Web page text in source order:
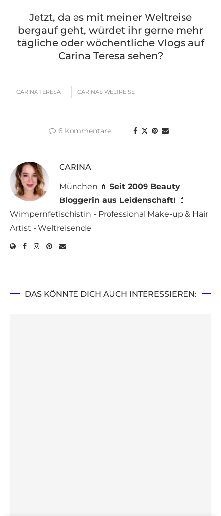
Jetzt, da es mit meiner Weltreise
bergauf geht, würdet ihr gerne mehr
tägliche oder wöchentliche Vlogs auf
Carina Teresa sehen?
CARINA TERESA CARINAS WELTREISE
6 Kommentare
CARINA
München 💄 Seit 2009 Beauty
Bloggerin aus Leidenschaft! 💄
Wimpernfetischistin - Professional Make-up & Hair
Artist - Weltreisende
DAS KÖNNTE DICH AUCH INTERESSIEREN: